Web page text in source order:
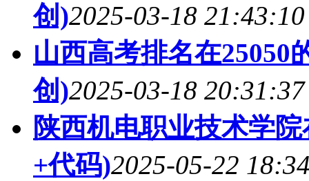
创)2025-03-18 21:43:10
山西高考排名在25050
创)2025-03-18 20:31:37
陕西机电职业技术学
+代码)2025-05-22